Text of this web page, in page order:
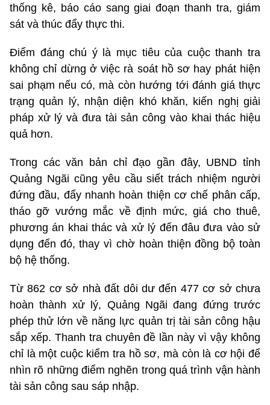
thống kê, báo cáo sang giai đoạn thanh tra, giám
sát và thúc đẩy thực thi.
Điểm đáng chú ý là mục tiêu của cuộc thanh tra
không chỉ dừng ở việc rà soát hồ sơ hay phát hiện
sai phạm nếu có, mà còn hướng tới đánh giá thực
trạng quản lý, nhận diện khó khăn, kiến nghị giải
pháp xử lý và đưa tài sản công vào khai thác hiệu
quả hơn.
Trong các văn bản chỉ đạo gần đây, UBND tỉnh
Quảng Ngãi cũng yêu cầu siết trách nhiệm người
đứng đầu, đẩy nhanh hoàn thiện cơ chế phân cấp,
tháo gỡ vướng mắc về định mức, giá cho thuê,
phương án khai thác và xử lý đến đâu đưa vào sử
dụng đến đó, thay vì chờ hoàn thiện đồng bộ toàn
bộ hệ thống.
Từ 862 cơ sở nhà đất dôi dư đến 477 cơ sở chưa
hoàn thành xử lý, Quảng Ngãi đang đứng trước
phép thử lớn về năng lực quản trị tài sản công hậu
sắp xếp. Thanh tra chuyên đề lần này vì vậy không
chỉ là một cuộc kiểm tra hồ sơ, mà còn là cơ hội để
nhìn rõ những điểm nghẽn trong quá trình vận hành
tài sản công sau sáp nhập.